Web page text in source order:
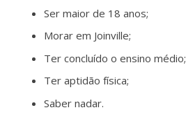
Ser maior de 18 anos;
Morar em Joinville;
Ter concluído o ensino médio;
Ter aptidão física;
Saber nadar.